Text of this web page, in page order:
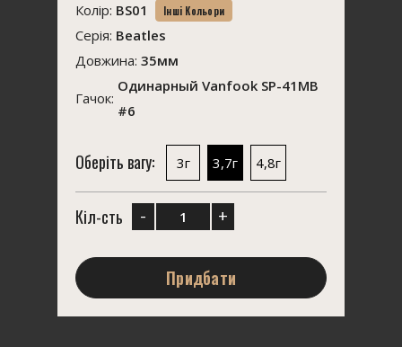
Колір: BS01 Інші Кольори
Серія: Beatles
Довжина: 35мм
Гачок:
Одинарный Vanfook SP-41MB
#6
Оберіть вагу: 3г 3,7г 4,8г
Кіл-сть - +
Придбати